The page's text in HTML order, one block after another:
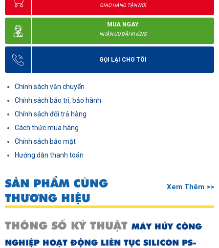
GIAO HÀNG TẬN NƠI
MUA NGAY
NHẬN ƯU ĐÃI KHỦNG
GỌI LẠI CHO TÔI
Chính sách vận chuyển
Chính sách bảo trì, bảo hành
Chính sách đổi trả hàng
Cách thức mua hàng
Chính sách bảo mật
Hướng dẫn thanh toán
SẢN PHẨM CÙNG
THƯƠNG HIỆU
Xem Thêm >>
THÔNG SỐ KỸ THUẬT MÁY HỦY CÔNG
NGHIỆP HOẠT ĐỘNG LIÊN TỤC SILICON PS-